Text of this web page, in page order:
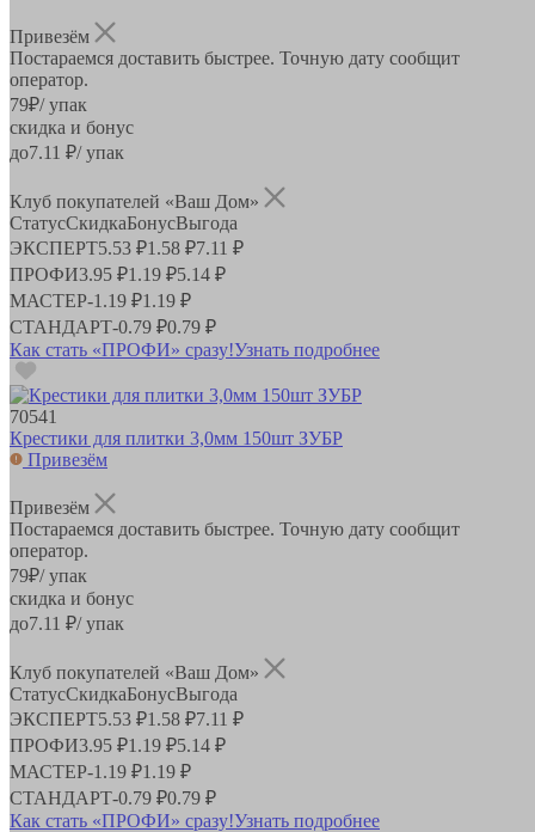
Привезём
Постараемся доставить быстрее. Точную дату сообщит
оператор.
79₽/ упак
скидка и бонус
до7.11 ₽/ упак
Клуб покупателей «Ваш Дом»
СтатусСкидкаБонусВыгода
ЭКСПЕРТ5.53 ₽1.58 ₽7.11 ₽
ПРОФИ3.95 ₽1.19 ₽5.14 ₽
МАСТЕР-1.19 ₽1.19 ₽
СТАНДАРТ-0.79 ₽0.79 ₽
Как стать «ПРОФИ» сразу!Узнать подробнее
70541
Крестики для плитки 3,0мм 150шт ЗУБР
Привезём
Привезём
Постараемся доставить быстрее. Точную дату сообщит
оператор.
79₽/ упак
скидка и бонус
до7.11 ₽/ упак
Клуб покупателей «Ваш Дом»
СтатусСкидкаБонусВыгода
ЭКСПЕРТ5.53 ₽1.58 ₽7.11 ₽
ПРОФИ3.95 ₽1.19 ₽5.14 ₽
МАСТЕР-1.19 ₽1.19 ₽
СТАНДАРТ-0.79 ₽0.79 ₽
Как стать «ПРОФИ» сразу!Узнать подробнее